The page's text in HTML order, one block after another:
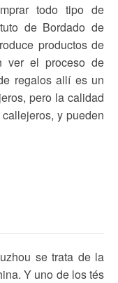
todo tipo de
de Bordado de
productos de
ver el proceso de
regalos allí es un
pero la calidad
y pueden
se trata de la
Y uno de los tés